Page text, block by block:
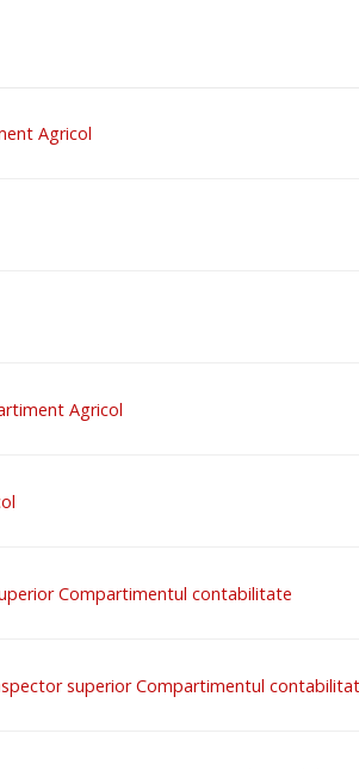
Agricol
Agricol
Compartimentul contabilitate
superior Compartimentul